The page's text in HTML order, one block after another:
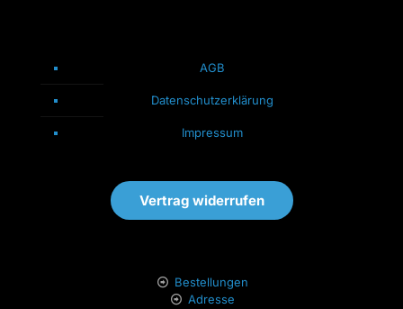
AGB
Datenschutzerklärung
Impressum
Vertrag widerrufen
Bestellungen
Adresse